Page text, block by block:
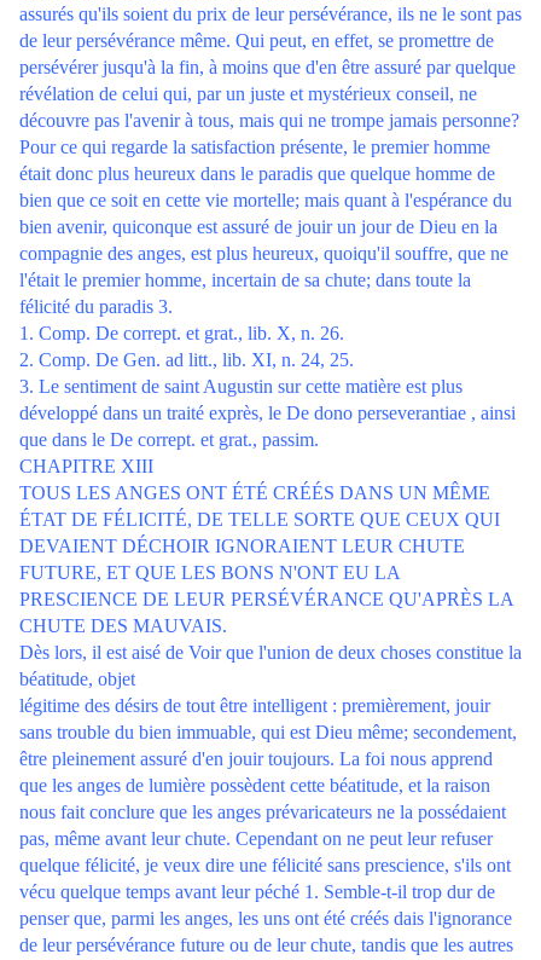
assurés qu'ils soient du prix de leur persévérance, ils ne le sont pas
de leur persévérance même. Qui peut, en effet, se promettre de
persévérer jusqu'à la fin, à moins que d'en être assuré par quelque
révélation de celui qui, par un juste et mystérieux conseil, ne
découvre pas l'avenir à tous, mais qui ne trompe jamais personne?
Pour ce qui regarde la satisfaction présente, le premier homme
était donc plus heureux dans le paradis que quelque homme de
bien que ce soit en cette vie mortelle; mais quant à l'espérance du
bien avenir, quiconque est assuré de jouir un jour de Dieu en la
compagnie des anges, est plus heureux, quoiqu'il souffre, que ne
l'était le premier homme, incertain de sa chute; dans toute la
félicité du paradis 3.
1. Comp. De corrept. et grat., lib. X, n. 26.
2. Comp. De Gen. ad litt., lib. XI, n. 24, 25.
3. Le sentiment de saint Augustin sur cette matière est plus
développé dans un traité exprès, le De dono perseverantiae , ainsi
que dans le De corrept. et grat., passim.
CHAPITRE XIII
TOUS LES ANGES ONT ÉTÉ CRÉÉS DANS UN MÊME
ÉTAT DE FÉLICITÉ, DE TELLE SORTE QUE CEUX QUI
DEVAIENT DÉCHOIR IGNORAIENT LEUR CHUTE
FUTURE, ET QUE LES BONS N'ONT EU LA
PRESCIENCE DE LEUR PERSÉVÉRANCE QU'APRÈS LA
CHUTE DES MAUVAIS.
Dès lors, il est aisé de Voir que l'union de deux choses constitue la
béatitude, objet
légitime des désirs de tout être intelligent : premièrement, jouir
sans trouble du bien immuable, qui est Dieu même; secondement,
être pleinement assuré d'en jouir toujours. La foi nous apprend
que les anges de lumière possèdent cette béatitude, et la raison
nous fait conclure que les anges prévaricateurs ne la possédaient
pas, même avant leur chute. Cependant on ne peut leur refuser
quelque félicité, je veux dire une félicité sans prescience, s'ils ont
vécu quelque temps avant leur péché 1. Semble-t-il trop dur de
penser que, parmi les anges, les uns ont été créés dais l'ignorance
de leur persévérance future ou de leur chute, tandis que les autres